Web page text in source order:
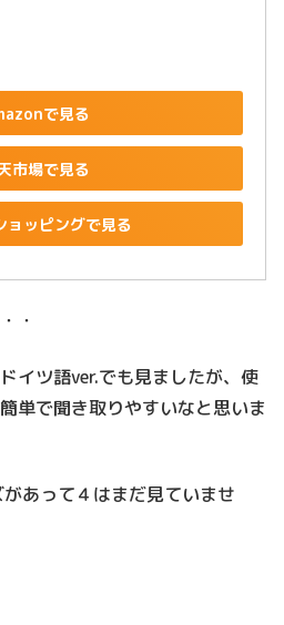
で見る
市場で見る
ョッピングで見る
・
イツ語ver.でも見ましたが、使
単で聞き取りやすいなと思いま
あって４はまだ見ていませ